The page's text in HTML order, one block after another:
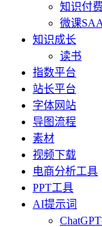
知识付
微课
知识成长
读书
指数平台
站长平台
字体网站
导图流程
素材
视频下载
电商分析工具
PPT工具
AI提示词